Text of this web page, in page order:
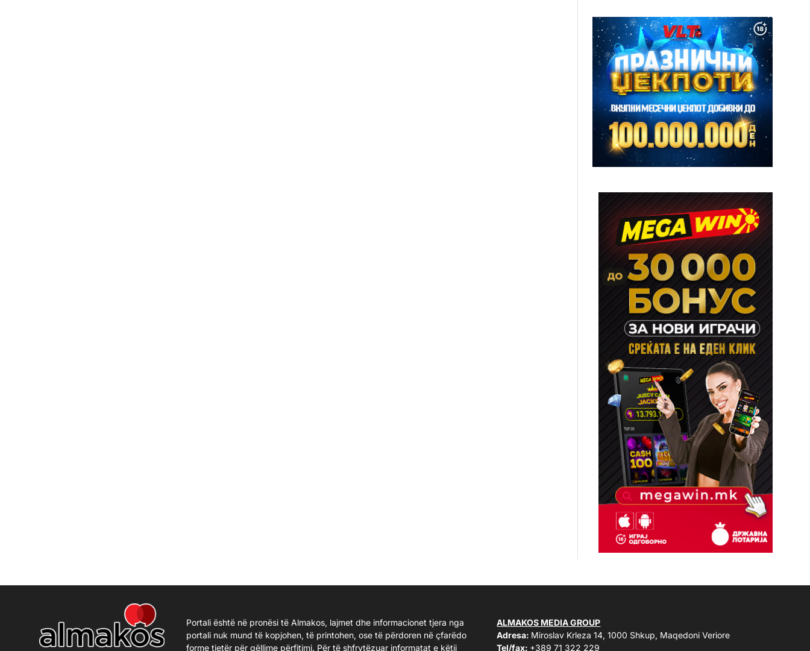
Portali është në pronësi të Almakos, lajmet dhe informacionet tjera nga
portali nuk mund të kopjohen, të printohen, ose të përdoren në çfarëdo
forme tjetër për qëllime përfitimi. Për të shfrytëzuar informatat e këtij
ALMAKOS MEDIA GROUP
Adresa: Miroslav Krleza 14, 1000 Shkup, Maqedoni Veriore
Tel/fax: +389 71 322 229